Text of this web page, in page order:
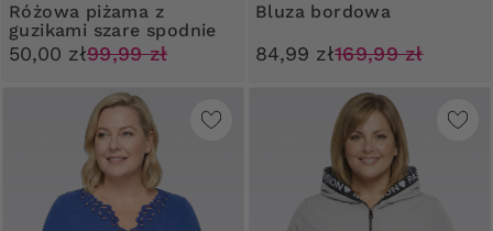
Różowa piżama z
guzikami szare spodnie
w kwiaty
50,00 zł99,99 zł
Bluza bordowa
84,99 zł169,99 zł